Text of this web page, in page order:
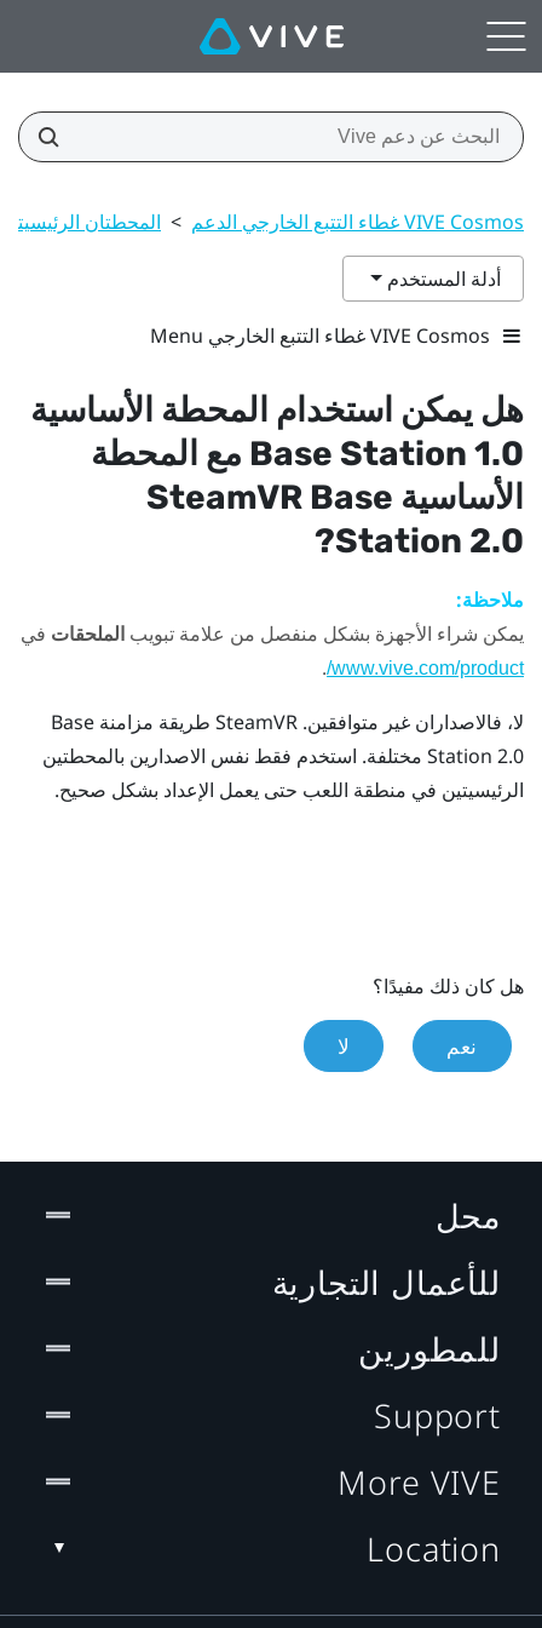
VIVE Cosmos غطاء التتبع الخارجي الدعم > المحطتان
أدلة المستخدم
VIVE Cosmos غطاء التتبع الخارجي Menu
هل يمكن استخدام المحطة الأساسية
Base Station 1.0 مع المحطة
الأساسية
SteamVR Base
Station 2.0?
ملاحظة:
يمكن شراء الأجهزة بشكل منفصل من علامة تبويب الملحقات في
www.vive.com/product/
.
لا، فالاصداران غير متوافقين. SteamVR
طريقة مزامنة Base
Station 2.0 مختلفة. استخدم فقط نفس الاصدارين بالمحطتين
الرئيسيتين في منطقة اللعب حتى يعمل الإعداد بشكل صحيح.
هل كان ذلك مفيدًا؟
نعم لا
محل
للأعمال التجارية
للمطورين
Support
More VIVE
Location